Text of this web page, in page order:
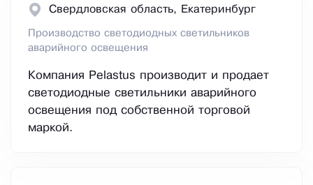
Свердловская область, Екатеринбург
Производство светодиодных светильников
аварийного освещения
Компания Pelastus производит и продает
светодиодные светильники аварийного
освещения под собственной торговой
маркой.